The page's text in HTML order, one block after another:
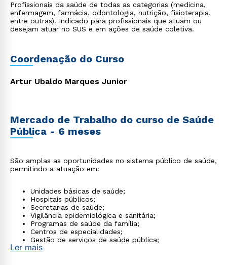
Profissionais da saúde de todas as categorias (medicina,
enfermagem, farmácia, odontologia, nutrição, fisioterapia,
entre outras). Indicado para profissionais que atuam ou
desejam atuar no SUS e em ações de saúde coletiva.
Coordenação do Curso
Artur Ubaldo Marques Junior
Mercado de Trabalho do curso de Saúde
Pública - 6 meses
São amplas as oportunidades no sistema público de saúde,
permitindo a atuação em:
Unidades básicas de saúde;
Hospitais públicos;
Secretarias de saúde;
Vigilância epidemiológica e sanitária;
Programas de saúde da família;
Centros de especialidades;
Gestão de serviços de saúde pública;
ONGs de saúde
Ler mais